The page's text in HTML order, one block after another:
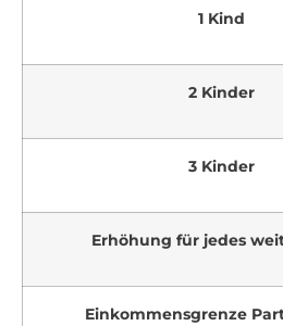
1 Kind
2 Kinder
3 Kinder
Erhöhung für jedes
Einkommensgrenze